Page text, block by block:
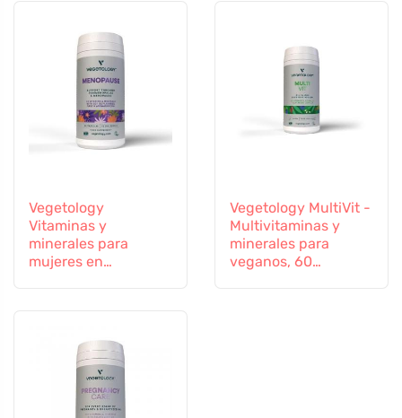
Vegetology
Vitaminas y
minerales para
mujeres en
Vegetology MultiVit -
Multivitaminas y
minerales para
veganos, 60